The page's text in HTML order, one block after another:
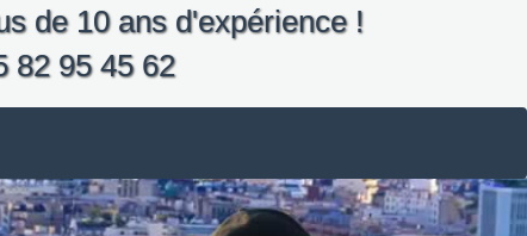
de 10 ans d'expérience !
82 95 45 62